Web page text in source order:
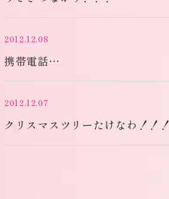
2012.12.08
携帯電話…
2012.12.07
クリスマスツリーたけなわ！！！